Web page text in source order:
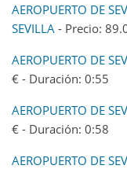
AEROPUERTO DE
SEVILLA - Precio:
AEROPUERTO DE
€ - Duración: 0:55
AEROPUERTO DE
€ - Duración: 0:58
AEROPUERTO DE